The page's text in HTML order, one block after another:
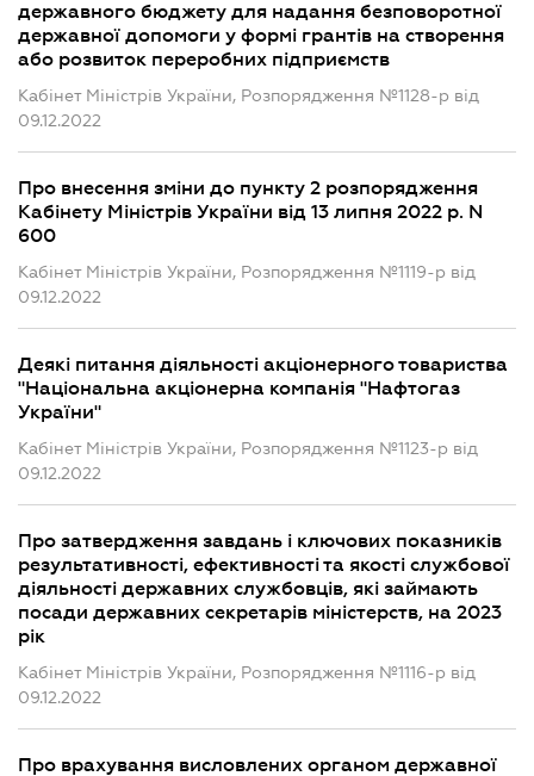
державного бюджету для надання безповоротної
державної допомоги у формі грантів на створення
або розвиток переробних підприємств
Кабінет Міністрів України, Розпорядження №1128-р від
09.12.2022
Про внесення зміни до пункту 2 розпорядження
Кабінету Міністрів України від 13 липня 2022 р. N
600
Кабінет Міністрів України, Розпорядження №1119-р від
09.12.2022
Деякі питання діяльності акціонерного товариства
"Національна акціонерна компанія "Нафтогаз
України"
Кабінет Міністрів України, Розпорядження №1123-р від
09.12.2022
Про затвердження завдань і ключових показників
результативності, ефективності та якості службової
діяльності державних службовців, які займають
посади державних секретарів міністерств, на 2023
рік
Кабінет Міністрів України, Розпорядження №1116-р від
09.12.2022
Про врахування висловлених органом державної